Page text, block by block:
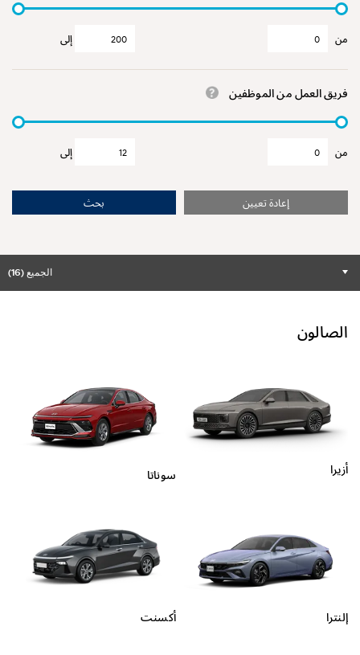
من إلى
فريق العمل من الموظفين
من إلى
إعادة تعيين بحث
الجميع (16)
الصالون
أزيرا سوناتا
إلنترا أكسنت